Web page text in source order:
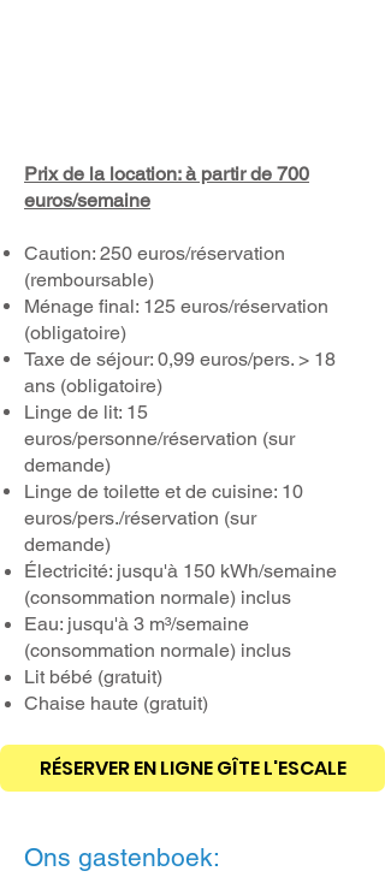
RÉSERVER EN LIGNE GÎTE L'ESCALE
Prix de la location: à partir de 700
euros/semaine
Caution: 250 euros/réservation
(remboursable)
Ménage final: 125 euros/réservation
(obligatoire)
Taxe de séjour: 0,99 euros/pers. > 18
ans (obligatoire)
Linge de lit: 15
euros/personne/réservation (sur
demande)
Linge de toilette et de cuisine: 10
euros/pers./réservation (sur
demande)
Électricité: jusqu'à 150 kWh/semaine
(consommation normale) inclus
Eau: jusqu'à 3 m³/semaine
(consommation normale) inclus
Lit bébé (gratuit)
Chaise haute (gratuit)
Ons gastenboek:​​​​